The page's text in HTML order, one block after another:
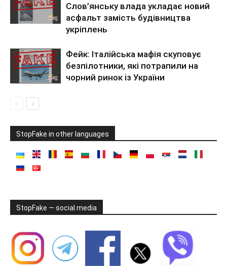
Слов’янську влада укладає новий
асфальт замість будівництва
укріплень
Фейк: Італійська мафія скуповує
безпілотники, які потрапили на
чорний ринок із України
StopFake in other languages
StopFake — social media